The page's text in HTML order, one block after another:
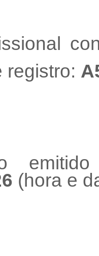
registro:
(hora e